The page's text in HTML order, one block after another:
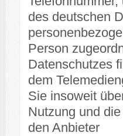
des deutschen
Person
Datenschutzes
dem
Sie insoweit
Nutzung und
den Anbieter